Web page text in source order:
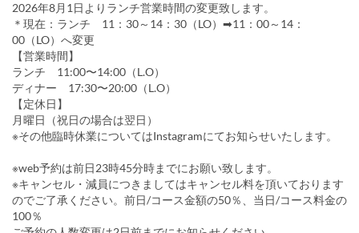
2026年8月1日よりランチ営業時間の変更致します。
＊現在：ランチ 11：30～14：30（LO）➡11：00～14：
00（LO）へ変更
【営業時間】
ランチ 11:00〜14:00（L.O）
ディナー 17:30〜20:00（L.O）
【定休日】
月曜日（祝日の場合は翌日）
※その他臨時休業についてはInstagramにてお知らせいたします。
※web予約は前日23時45分時までにお願い致します。
※キャンセル・減員につきましてはキャンセル料を頂いております
のでご了承ください。前日/コース金額の50％、当日/コース料金の
100％